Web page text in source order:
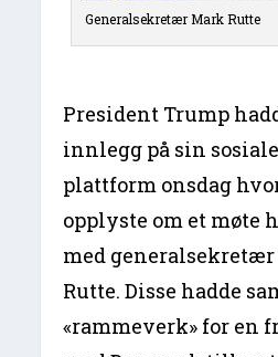
Generalsekretær Mark Rutte
President Trump
innlegg på sin
plattform onsdag
opplyste om et møte
med
Rutte. Disse hadde
«rammeverk» for en